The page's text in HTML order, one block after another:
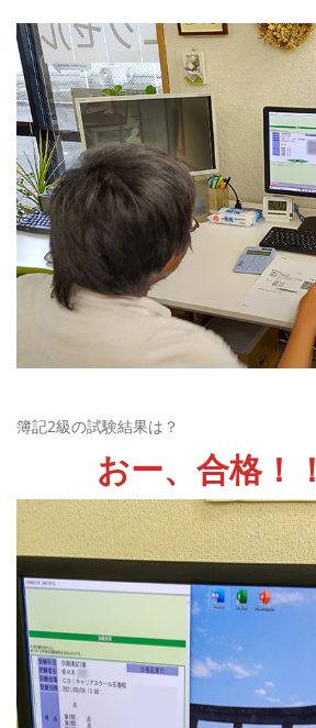
簿記2級の試験結果は？
おー、合格！！